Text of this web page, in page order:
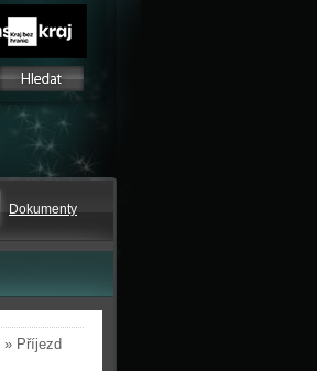
Dokumenty
» Příjezd